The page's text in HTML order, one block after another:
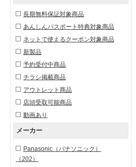
長期無料保証対象商品
あんしんパスポート特典対象商品
ネットで使えるクーポン対象商品
新製品
予約受付中商品
チラシ掲載商品
アウトレット商品
店頭受取可能商品
動画あり
メーカー
Panasonic（パナソニック）
（202）